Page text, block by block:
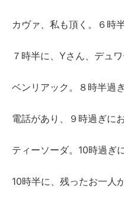
カヴァ、私も頂く。６時
７時半に、Yさん、デュ
ベンリアック。８時半過
電話があり、９時過ぎに
ティーソーダ。10時過ぎ
10時半に、残ったお一人